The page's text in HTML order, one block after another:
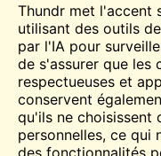
Thundr met l'accent
utilisant des outils
par l'IA pour
de s'assurer que les
respectueuses et
conservent
qu'ils ne choisissent
personnelles, ce qui
des fonctionnalités